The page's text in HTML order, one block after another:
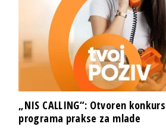
„NIS CALLING“: Otvoren
programa prakse za mlade